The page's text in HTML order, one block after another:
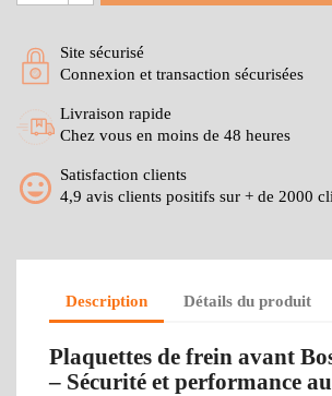
Site sécurisé
Connexion et transaction sécurisées
Livraison rapide
Chez vous en moins de 48 heures
Satisfaction clients
4,9 avis clients positifs sur + de 2000
Description Détails du produit
Plaquettes de frein avant
– Sécurité et performance